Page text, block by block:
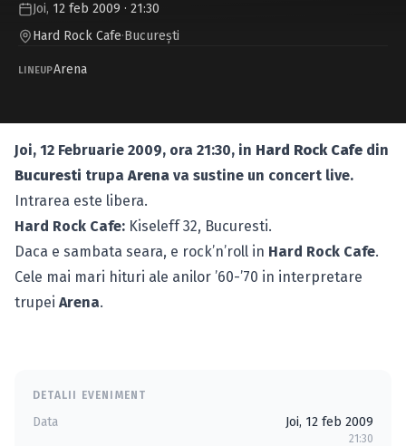
Joi, 12 feb 2009 · 21:30
Hard Rock Cafe·Bucureşti
LINEUPArena
Joi, 12 Februarie 2009, ora 21:30, in Hard Rock Cafe din
Bucuresti trupaArena va sustine un concert live.
Intrarea este libera.
Hard Rock Cafe: Kiseleff 32, Bucuresti.
Daca e sambata seara, e rock’n’roll in Hard Rock Cafe.
Cele mai mari hituri ale anilor ’60-’70 in interpretare
trupei Arena.
DETALII EVENIMENT
Data Joi, 12 feb 2009
21:30